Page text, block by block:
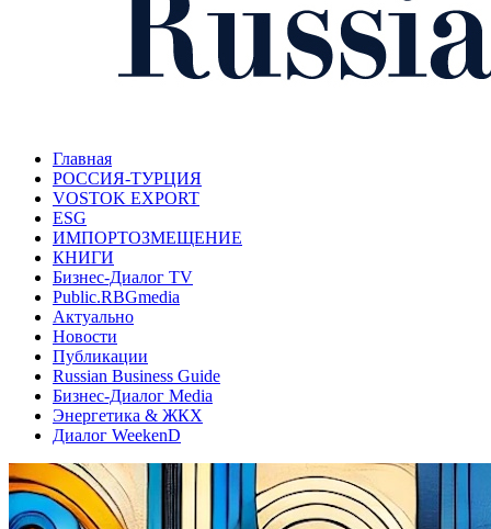
Главная
РОССИЯ-ТУРЦИЯ
VOSTOK EXPORT
ESG
ИМПОРТОЗМЕЩЕНИЕ
КНИГИ
Бизнес-Диалог TV
Public.RBGmedia
Актуально
Новости
Публикации
Russian Business Guide
Бизнес-Диалог Media
Энергетика & ЖКХ
Диалог WeekenD